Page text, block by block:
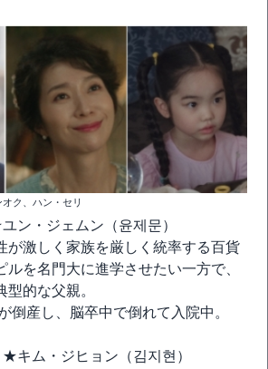
ク、ハン・セリ
ン・ジェムン（윤제문）
が激しく家族を厳しく統率する百貨
ルを名門大に進学させたい一方で、
的な父親。
産し、脳卒中で倒れて入院中。
キム・ジヒョン（김지현）